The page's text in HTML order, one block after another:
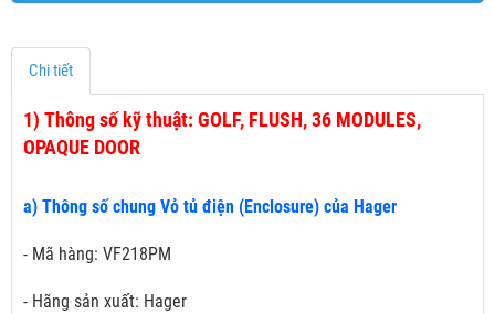
Chi tiết
1) Thông số kỹ thuật: GOLF, FLUSH, 36 MODULES,
OPAQUE DOOR
a) Thông số chung Vỏ tủ điện (Enclosure) của Hager
- Mã hàng: VF218PM
- Hãng sản xuất: Hager